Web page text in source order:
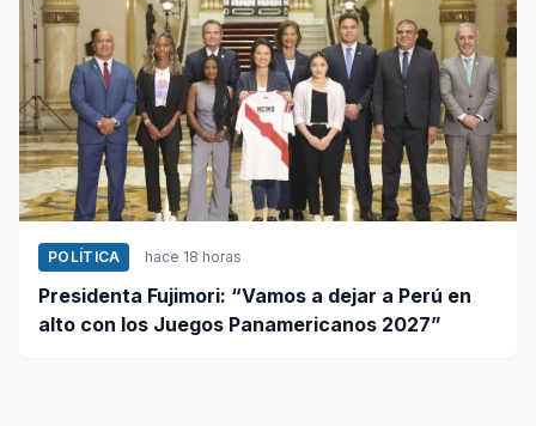
POLÍTICA hace 18 horas
Presidenta Fujimori: “Vamos a dejar a Perú en
alto con los Juegos Panamericanos 2027”